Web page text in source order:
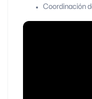
Coordinación